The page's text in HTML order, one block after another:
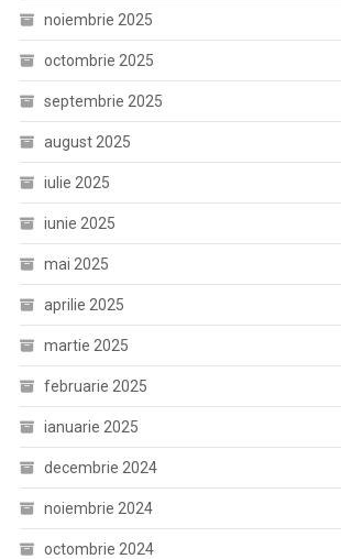
noiembrie 2025
octombrie 2025
septembrie 2025
august 2025
iulie 2025
iunie 2025
mai 2025
aprilie 2025
martie 2025
februarie 2025
ianuarie 2025
decembrie 2024
noiembrie 2024
octombrie 2024